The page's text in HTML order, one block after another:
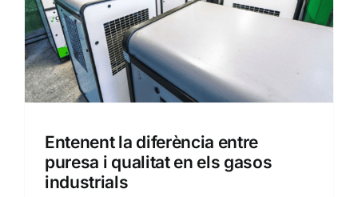
Entenent la diferència entre
puresa i qualitat en els gasos
industrials